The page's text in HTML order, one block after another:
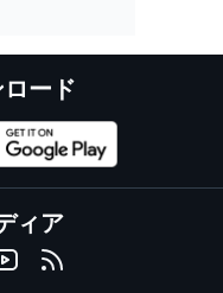
ード
ィア